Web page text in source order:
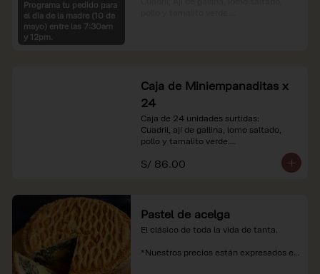
Programa tu pedido para
el dia de la madre (10 de
mayo) entre las 7:30am
y 12pm.
Caja de Miniempanaditas x
24
Caja de 24 unidades surtidas:
Cuadril, ají de gallina, lomo saltado,
pollo y tamalito verde.
*Nuestros precios están expresados en
S/ 86.00
Pastel de acelga
El clásico de toda la vida de tanta.
*Nuestros precios están expresados en